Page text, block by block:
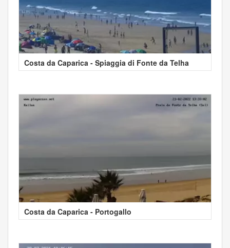
Costa da Caparica - Spiaggia di Fonte da Telha
Costa da Caparica - Portogallo